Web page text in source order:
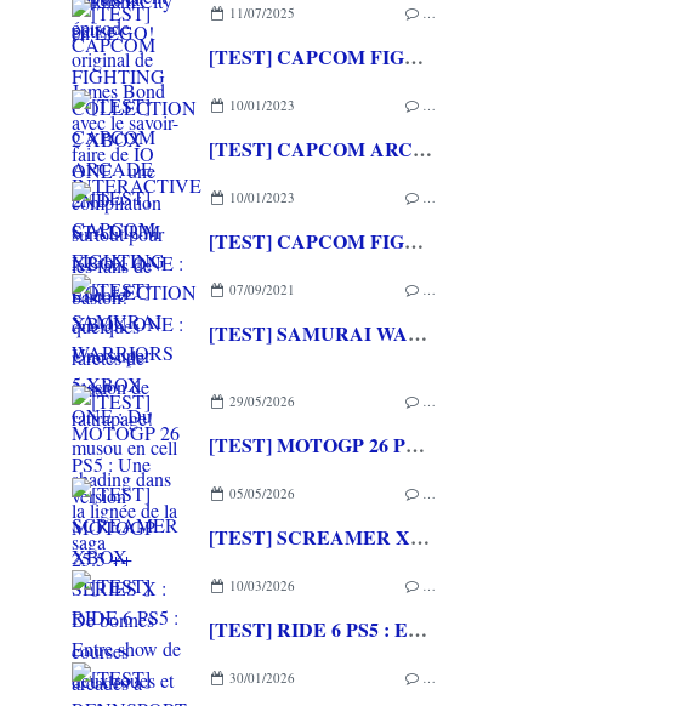
11/07/2025 …
[TEST] CAPCOM FIGHTING COLLECTION 2 XBOX ONE : une compilation surtout pour les fans de baston!
10/01/2023 …
[TEST] CAPCOM ARCADE 2ND STADIUM XBOX ONE : Encore quelques raretés de plus!
10/01/2023 …
[TEST] CAPCOM FIGHTING COLLECTION XBOX ONE : Une super session de rattrapage!
07/09/2021 …
[TEST] SAMURAI WARRIORS 5 XBOX ONE : Du musou en cell shading dans la lignée de la saga
29/05/2026 …
[TEST] MOTOGP 26 PS5 : Une version MOTOGP 25.5 ++
05/05/2026 …
[TEST] SCREAMER XBOX SERIES X : De bonnes courses arcades à l'ancienne!
10/03/2026 …
[TEST] RIDE 6 PS5 : Entre show de deux roues et tradition, difficile de choisir...
30/01/2026 …